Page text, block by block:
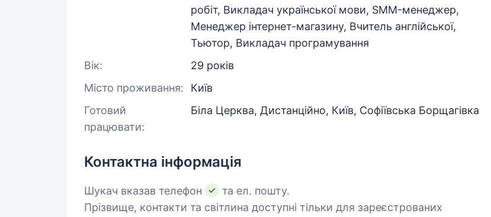
робіт, Викладач української мови, SMM-менеджер,
Менеджер інтернет-магазину, Вчитель англійської,
Тьютор, Викладач програмування
Вік:
29 років
Місто проживання:
Київ
Готовий
працювати:
Біла Церква, Дистанційно, Київ, Софіївська Борщагівка
Контактна інформація
Шукач вказав телефон
та ел. пошту.
Прізвище, контакти та світлина доступні тільки для зареєстрованих